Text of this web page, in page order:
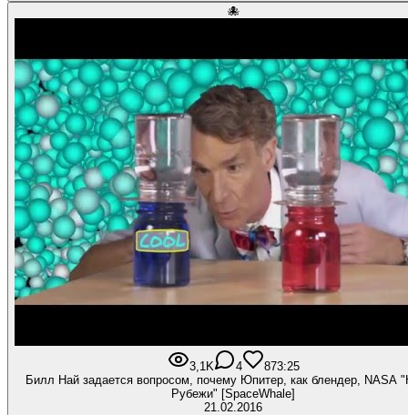
🐙
3,1K 4 873:25
Билл Най задается вопросом, почему Юпитер, как блендер, NASA
Рубежи" [SpaceWhale]
21.02.2016